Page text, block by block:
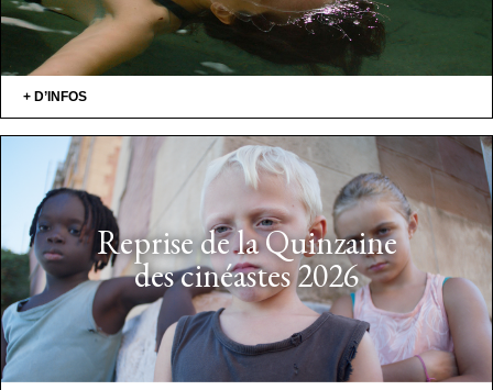
+ D’INFOS
Reprise de la Quinzaine
des cinéastes 2026